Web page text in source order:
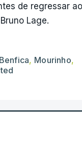
de regressar
Lage.
Benfica, Mourinho,